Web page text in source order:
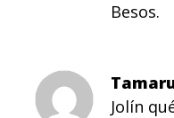
Besos.
Jolín